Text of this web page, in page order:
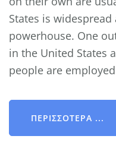
States is
powerhouse. One
in the United States
people are
ΠΕΡΙΣΣΌΤΕΡΑ ...